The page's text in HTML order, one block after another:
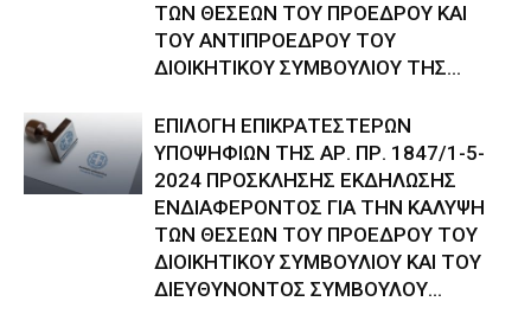
ΤΩΝ ΘΕΣΕΩΝ ΤΟΥ ΠΡΟΕΔΡΟΥ ΚΑΙ
ΤΟΥ ΑΝΤΙΠΡΟΕΔΡΟΥ ΤΟΥ
ΔΙΟΙΚΗΤΙΚΟΥ ΣΥΜΒΟΥΛΙΟΥ ΤΗΣ...
ΕΠΙΛΟΓΗ ΕΠΙΚΡΑΤΕΣΤΕΡΩΝ
ΥΠΟΨΗΦΙΩΝ ΤΗΣ ΑΡ. ΠΡ. 1847/1-5-
2024 ΠΡΟΣΚΛΗΣΗΣ ΕΚΔΗΛΩΣΗΣ
ΕΝΔΙΑΦΕΡΟΝΤΟΣ ΓΙΑ ΤΗΝ ΚΑΛΥΨΗ
ΤΩΝ ΘΕΣΕΩΝ ΤΟΥ ΠΡΟΕΔΡΟΥ ΤΟΥ
ΔΙΟΙΚΗΤΙΚΟΥ ΣΥΜΒΟΥΛΙΟΥ ΚΑΙ ΤΟΥ
ΔΙΕΥΘΥΝΟΝΤΟΣ ΣΥΜΒΟΥΛΟΥ...